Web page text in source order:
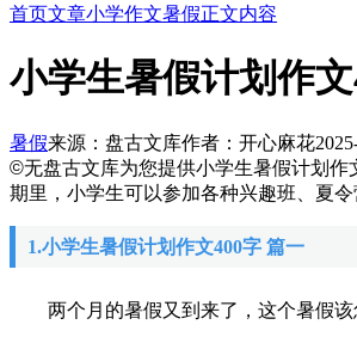
首页文章小学作文暑假正文内容
小学生暑假计划作
暑假来源：盘古文库作者：开心麻花
©无盘古文库为您提供小学生暑假计划
期里，小学生可以参加各种兴趣班、夏
1.小学生暑假计划作文400字 篇一
两个月的暑假又到来了，这个暑假该